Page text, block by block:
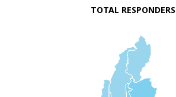
TOTAL RESPONDERS